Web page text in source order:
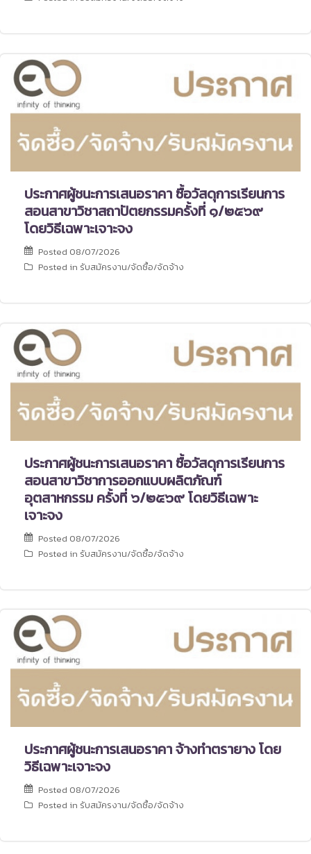
ประกาศผู้ชนะการเสนอราคา ซื้อวัสดุการเรียนการ
สอนสาขาวิชาสถาปัตยกรรมครั้งที่ ๑/๒๕๖๙
โดยวิธีเฉพาะเจาะจง
Posted 08/07/2026
Posted in รับสมัครงาน/จัดซื้อ/จัดจ้าง
ประกาศผู้ชนะการเสนอราคา ซื้อวัสดุการเรียนการ
สอนสาขาวิชาการออกแบบผลิตภัณฑ์
อุตสาหกรรม ครั้งที่ ๖/๒๕๖๙ โดยวิธีเฉพาะ
เจาะจง
Posted 08/07/2026
Posted in รับสมัครงาน/จัดซื้อ/จัดจ้าง
ประกาศผู้ชนะการเสนอราคา จ้างทำตรายาง โดย
วิธีเฉพาะเจาะจง
Posted 08/07/2026
Posted in รับสมัครงาน/จัดซื้อ/จัดจ้าง